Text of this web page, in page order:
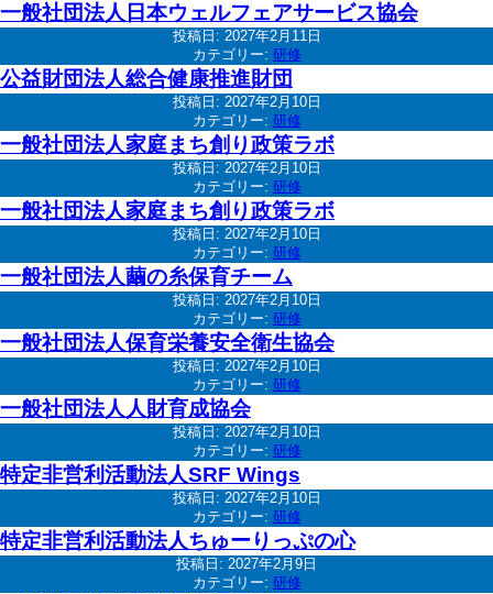
一般社団法人日本ウェルフェアサービス協会
投稿日: 2027年2月11日
カテゴリー: 研修
公益財団法人総合健康推進財団
投稿日: 2027年2月10日
カテゴリー: 研修
一般社団法人家庭まち創り政策ラボ
投稿日: 2027年2月10日
カテゴリー: 研修
一般社団法人家庭まち創り政策ラボ
投稿日: 2027年2月10日
カテゴリー: 研修
一般社団法人繭の糸保育チーム
投稿日: 2027年2月10日
カテゴリー: 研修
一般社団法人保育栄養安全衛生協会
投稿日: 2027年2月10日
カテゴリー: 研修
一般社団法人人財育成協会
投稿日: 2027年2月10日
カテゴリー: 研修
特定非営利活動法人SRF Wings
投稿日: 2027年2月10日
カテゴリー: 研修
特定非営利活動法人ちゅーりっぷの心
投稿日: 2027年2月9日
カテゴリー: 研修